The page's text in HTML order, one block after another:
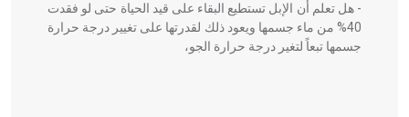
- هل تعلم أن الإبل تستطيع البقاء على قيد الحياة حتى لو فقدت
40% من ماء جسمها ويعود ذلك لقدرتها على تغيير درجة حرارة
جسمها تبعاً لتغير درجة حرارة الجو،